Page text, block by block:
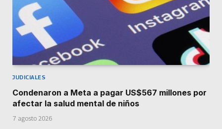
JUDICIALES
Condenaron a Meta a pagar US$567 millones por
afectar la salud mental de niños
7 agosto 2026